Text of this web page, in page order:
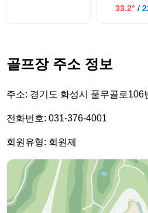
33.2° /
골프장 주소 정보
주소: 경기도 화성시 풀무골로106
전화번호: 031-376-4001
회원유형: 회원제